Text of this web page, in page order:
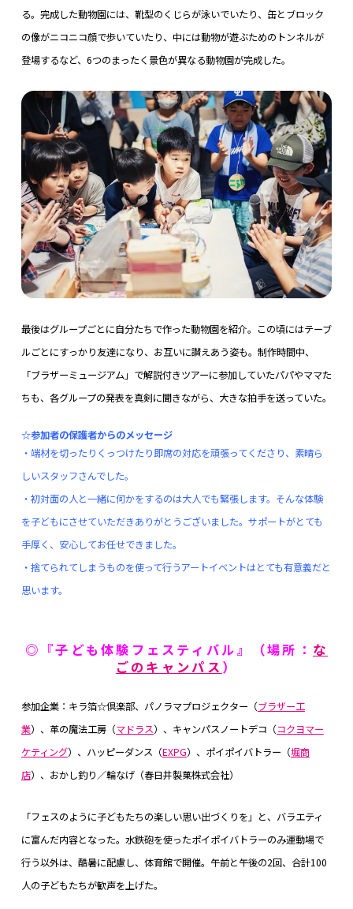
る。完成した動物園には、靴型のくじらが泳いでいたり、缶とブロック
の像がニコニコ顔で歩いていたり、中には動物が遊ぶためのトンネルが
登場するなど、6つのまったく景色が異なる動物園が完成した。
最後はグループごとに自分たちで作った動物園を紹介。この頃にはテーブ
ルごとにすっかり友達になり、お互いに讃えあう姿も。制作時間中、
「ブラザーミュージアム」で解説付きツアーに参加していたパパやママた
ちも、各グループの発表を真剣に聞きながら、大きな拍手を送っていた。
☆参加者の保護者からのメッセージ
・端材を切ったりくっつけたり即席の対応を頑張ってくださり、素晴ら
しいスタッフさんでした。
・初対面の人と一緒に何かをするのは大人でも緊張します。そんな体験
を子どもにさせていただきありがとうございました。サポートがとても
手厚く、安心してお任せできました。
・捨てられてしまうものを使って行うアートイベントはとても有意義だと
思います。
◎『子ども体験フェスティバル』（場所： な
ごのキャンパス ）
参加企業：キラ箔☆倶楽部、パノラマプロジェクター（ブラザー工
業）、革の魔法工房（マドラス）、キャンパスノートデコ（コクヨマー
ケティング）、ハッピーダンス（EXPG）、ポイポイバトラー（堀商
店）、おかし釣り／輪なげ（春日井製菓株式会社）
「フェスのように子どもたちの楽しい思い出づくりを」と、バラエティ
に富んだ内容となった。水鉄砲を使ったポイポイバトラーのみ運動場で
行う以外は、酷暑に配慮し、体育館で開催。午前と午後の2回、合計100
人の子どもたちが歓声を上げた。